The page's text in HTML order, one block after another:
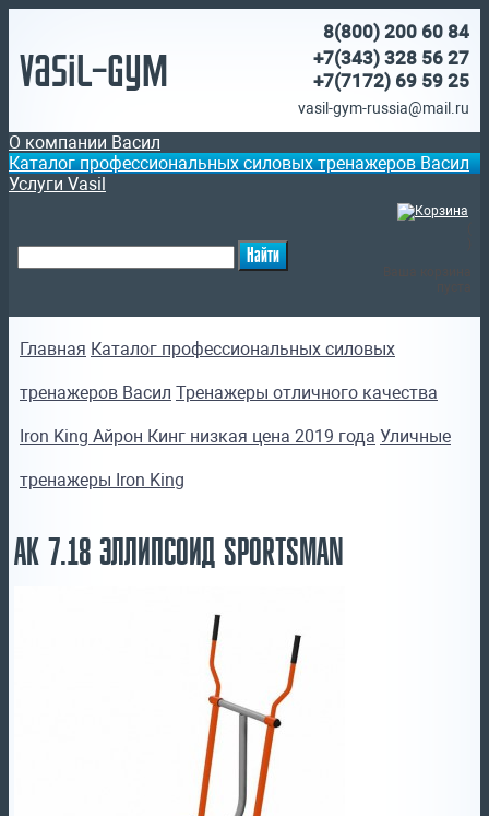
Vasil-Gym
8(800) 200 60 84
+7(343) 328 56 27
+7(7172) 69 59 25
vasil-gym-russia@mail.ru
О компании Васил
Каталог профессиональных силовых тренажеров Васил
Услуги Vasil
Главная Каталог профессиональных силовых
тренажеров Васил Тренажеры отличного качества
Iron King Айрон Кинг низкая цена 2019 года Уличные
тренажеры Iron King
АК 7.18 ЭЛЛИПСОИД SPORTSMAN